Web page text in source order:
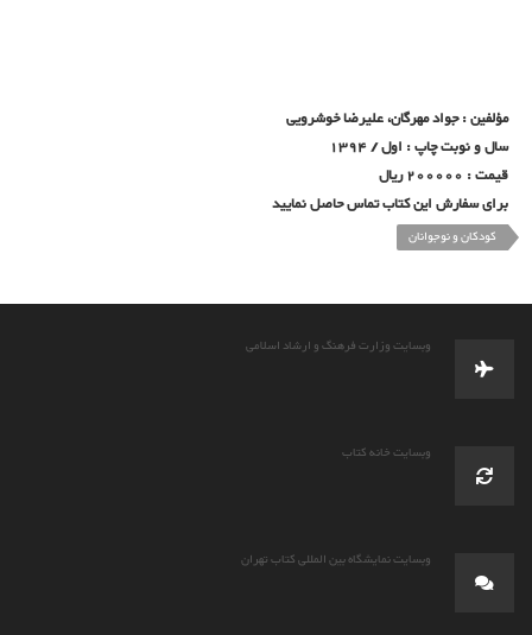
مؤلفین : جواد مهرگان، علیرضا خوشرویی
سال و نوبت چاپ : اول / 1394
قیمت : 200000 ریال
برای سفارش این کتاب تماس حاصل نمایید
کودکان و نوجوانان
وبسایت وزارت فرهنگ و ارشاد اسلامی
وبسایت خانه کتاب
وبسایت نمایشگاه بین المللی کتاب تهران